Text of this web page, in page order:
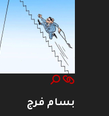
بسام فرج